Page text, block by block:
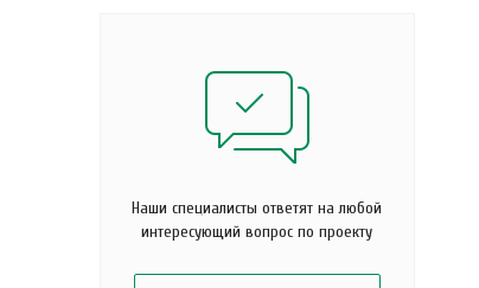
Наши специалисты ответят на любой
интересующий вопрос по проекту